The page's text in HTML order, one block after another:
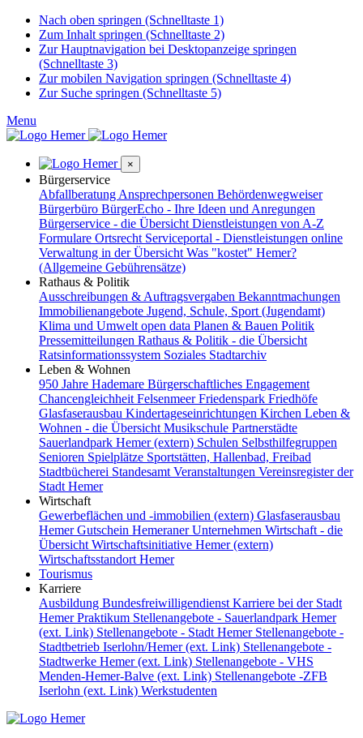
Nach oben springen (Schnelltaste 1)
Zum Inhalt springen (Schnelltaste 2)
Zur Hauptnavigation bei Desktopanzeige springen
(Schnelltaste 3)
Zur mobilen Navigation springen (Schnelltaste 4)
Zur Suche springen (Schnelltaste 5)
Menu
×
Bürgerservice
Abfallberatung Ansprechpersonen Behördenwegweiser
Bürgerbüro BürgerEcho - Ihre Ideen und Anregungen
Bürgerservice - die Übersicht Dienstleistungen von A-Z
Formulare Ortsrecht Serviceportal - Dienstleistungen online
Verwaltung in der Übersicht Was "kostet" Hemer?
(Allgemeine Gebührensätze)
Rathaus & Politik
Ausschreibungen & Auftragsvergaben Bekanntmachungen
Immobilienangebote Jugend, Schule, Sport (Jugendamt)
Klima und Umwelt open data Planen & Bauen Politik
Pressemitteilungen Rathaus & Politik - die Übersicht
Ratsinformationssystem Soziales Stadtarchiv
Leben & Wohnen
950 Jahre Hademare Bürgerschaftliches Engagement
Chancengleichheit FelsenmeerFriedenspark Friedhöfe
Glasfaserausbau Kindertageseinrichtungen Kirchen Leben &
Wohnen - die Übersicht Musikschule Partnerstädte
Sauerlandpark Hemer (extern) Schulen Selbsthilfegruppen
Senioren Spielplätze Sportstätten, Hallenbad, Freibad
Stadtbücherei Standesamt Veranstaltungen Vereinsregister der
Stadt Hemer
Wirtschaft
Gewerbeflächen und -immobilien (extern) Glasfaserausbau
Hemer Gutschein Hemeraner Unternehmen Wirtschaft - die
Übersicht Wirtschaftsinitiative Hemer (extern)
Wirtschaftsstandort Hemer
Tourismus
Karriere
Ausbildung Bundesfreiwilligendienst Karriere bei der Stadt
HemerPraktikum Stellenangebote - Sauerlandpark Hemer
(ext. Link) Stellenangebote - Stadt Hemer Stellenangebote -
Stadtbetrieb Iserlohn/Hemer (ext. Link) Stellenangebote -
Stadtwerke Hemer (ext. Link) Stellenangebote - VHS
Menden-Hemer-Balve (ext. Link) Stellenangebote -ZFB
Iserlohn (ext. Link) Werkstudenten